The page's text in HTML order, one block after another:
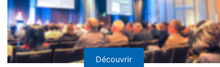
Découvrir